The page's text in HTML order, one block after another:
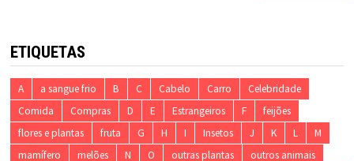
ETIQUETAS
A a sangue frio B C Cabelo Carro
Celebridade
Comida
Compras D E Estrangeiros F
feijões
flores e plantas
fruta G H I Insetos J K L
M
mamífero
melões N O outras plantas
outros animais